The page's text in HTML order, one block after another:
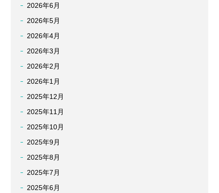
2026年6月
2026年5月
2026年4月
2026年3月
2026年2月
2026年1月
2025年12月
2025年11月
2025年10月
2025年9月
2025年8月
2025年7月
2025年6月